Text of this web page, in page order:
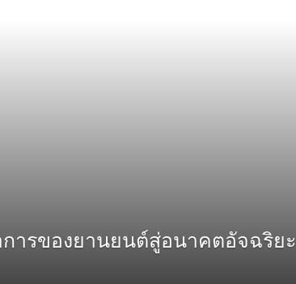
ารของยานยนต์สู่อนาคตอัจฉริยะ